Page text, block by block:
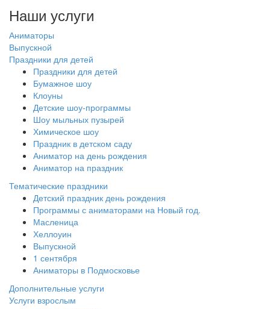
Наши услуги
Аниматоры
Выпускной
Праздники для детей
Праздники для детей
Бумажное шоу
Клоуны
Детские шоу-программы
Шоу мыльных пузырей
Химическое шоу
Праздник в детском саду
Аниматор на день рождения
Аниматор на праздник
Тематические праздники
Детский праздник день рождения
Программы с аниматорами на Новый год.
Масленица
Хеллоуин
Выпускной
1 сентября
Аниматоры в Подмосковье
Дополнительные услуги
Услуги взрослым